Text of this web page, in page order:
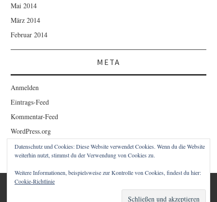
Mai 2014
März 2014
Februar 2014
META
Anmelden
Eintrags-Feed
Kommentar-Feed
WordPress.org
© 2026 1STCLOUD BLOG – CHRISTIAN SCHWAIGER. ALLE
RECHTE VORBEHALTEN.
Datenschutz und Cookies: Diese Website verwendet Cookies. Wenn du die Website
weiterhin nutzt, stimmst du der Verwendung von Cookies zu.
Weitere Informationen, beispielsweise zur Kontrolle von Cookies, findest du hier:
Cookie-Richtlinie